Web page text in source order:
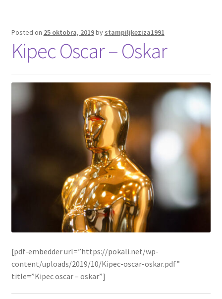
Posted on 25 oktobra, 2019by stampiljkeziza1991
Kipec Oscar – Oskar
[pdf-embedder url=”https://pokali.net/wp-
content/uploads/2019/10/Kipec-oscar-oskar.pdf”
title=”Kipec oscar – oskar”]